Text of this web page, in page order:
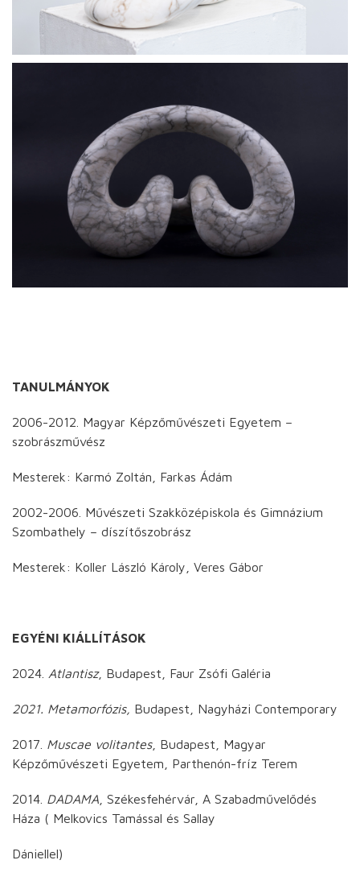
TANULMÁNYOK
2006-2012. Magyar Képzőművészeti Egyetem –
szobrászművész
Mesterek: Karmó Zoltán, Farkas Ádám
2002-2006. Művészeti Szakközépiskola és Gimnázium
Szombathely – díszítőszobrász
Mesterek: Koller László Károly, Veres Gábor
EGYÉNI KIÁLLÍTÁSOK
2024. Atlantisz, Budapest, Faur Zsófi Galéria
2021. Metamorfózis, Budapest, Nagyházi Contemporary
2017. Muscae volitantes, Budapest, Magyar
Képzőművészeti Egyetem, Parthenón-fríz Terem
2014. DADAMA , Székesfehérvár, A Szabadművelődés
Háza ( Melkovics Tamással és Sallay
Dániellel)